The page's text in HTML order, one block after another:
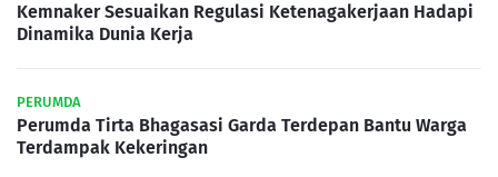
Kemnaker Sesuaikan Regulasi Ketenagakerjaan Hadapi
Dinamika Dunia Kerja
PERUMDA
Perumda Tirta Bhagasasi Garda Terdepan Bantu Warga
Terdampak Kekeringan